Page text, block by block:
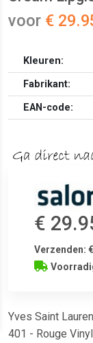
voor €
Kleuren:
Fabrikant:
EAN-code:
€
Verzenden:
Yves Saint
401 - Rouge